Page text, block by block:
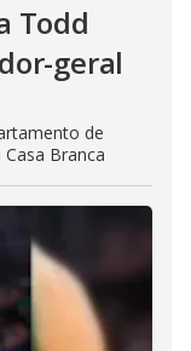
Todd
geral
de
Branca